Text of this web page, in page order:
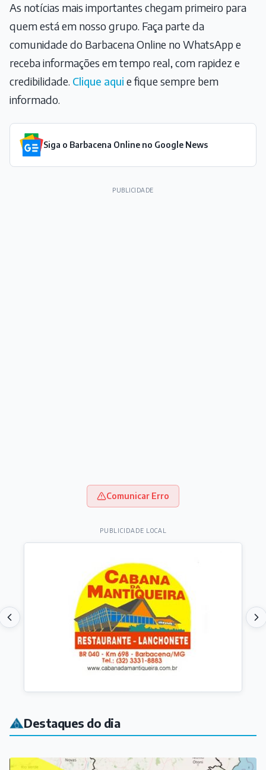
As notícias mais importantes chegam primeiro para
quem está em nosso grupo. Faça parte da
comunidade do Barbacena Online no WhatsApp e
receba informações em tempo real, com rapidez e
credibilidade. Clique aqui e fique sempre bem
informado.
Siga o Barbacena Online no Google News
PUBLICIDADE
Comunicar Erro
PUBLICIDADE LOCAL
Destaques do dia
Inmet coloca Barbacena e outras cidades mineiras em
alerta para ventos de até 80 km/h